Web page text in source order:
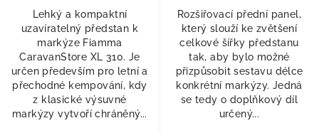
Lehký a kompaktní
uzavíratelný předstan k
markýze Fiamma
CaravanStore XL 310. Je
určen především pro letní a
přechodné kempování, kdy
z klasické výsuvné
markýzy vytvoří chráněný...
Rozšiřovací přední panel,
který slouží ke zvětšení
celkové šířky předstanu
tak, aby bylo možné
přizpůsobit sestavu délce
konkrétní markýzy. Jedná
se tedy o doplňkový díl
určený...